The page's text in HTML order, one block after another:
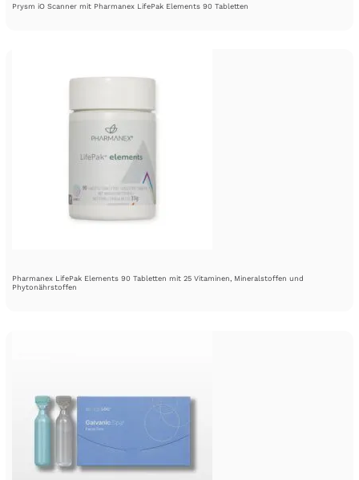
Prysm iO Scanner mit Pharmanex LifePak Elements 90 Tabletten
Pharmanex LifePak Elements 90 Tabletten mit 25 Vitaminen, Mineralstoffen und
Phytonährstoffen